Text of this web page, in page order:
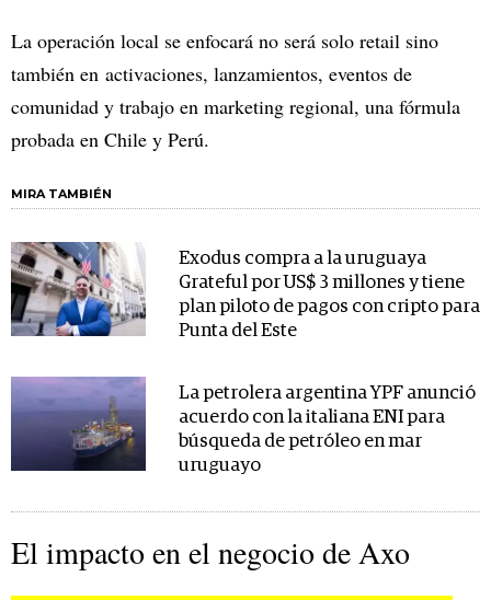
La operación local se enfocará no será solo retail sino
también en activaciones, lanzamientos, eventos de
comunidad y trabajo en marketing regional, una fórmula
probada en Chile y Perú.
MIRA TAMBIÉN
Exodus compra a la uruguaya
Grateful por US$ 3 millones y tiene
plan piloto de pagos con cripto para
Punta del Este
La petrolera argentina YPF anunció
acuerdo con la italiana ENI para
búsqueda de petróleo en mar
uruguayo
El impacto en el negocio de Axo